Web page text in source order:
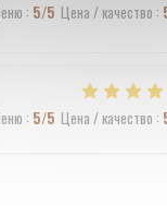
: 5/5 Цена / качество :
: 5/5 Цена / качество :